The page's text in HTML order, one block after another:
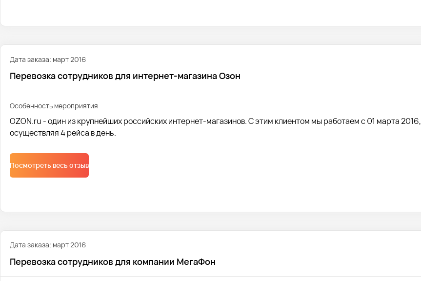
Дата заказа: март 2016
Перевозка сотрудников для интернет-магазина Озон
Особенность мероприятия
OZON.ru - один из крупнейших российских интернет-магазинов. С этим клиентом мы работаем с 01 марта 2016,
осуществляя 4 рейса в день.
Посмотреть весь отзыв
Дата заказа: март 2016
Перевозка сотрудников для компании МегаФон